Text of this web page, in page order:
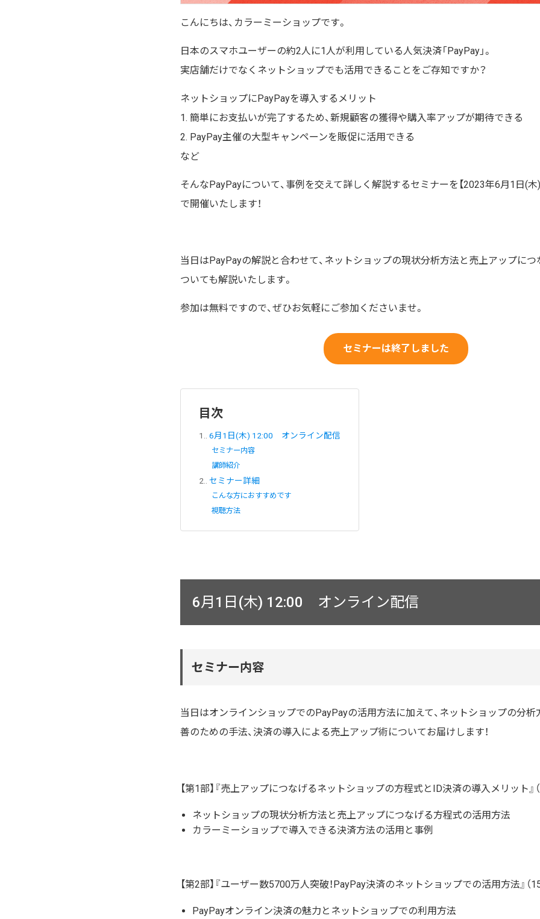
こんにちは、カラーミーショップです。
日本のスマホユーザーの約2人に1人が利用している人気決済「PayPay」。
実店舗だけでなくネットショップでも活用できることをご存知ですか？
ネットショップにPayPayを導入するメリット
1. 簡単にお支払いが完了するため、新規顧客の獲得や購入率アップが期待できる
2. PayPay主催の大型キャンペーンを販促に活用できる
など
そんなPayPayについて、事例を交えて詳しく解説するセミナーを【2023年6月1日(木
で開催いたします！
当日はPayPayの解説と合わせて、 ネットショップの現状分析方法と売上アップにつ
ついても解説いたします。
参加は無料ですので、ぜひお気軽にご参加くださいませ。
セミナーは終了しました
目次
1. 6月1日(木) 12:00 オンライン配信
セミナー内容
講師紹介
2. セミナー詳細
こんな方におすすめです
視聴方法
6月1日(木) 12:00 オンライン配信
セミナー内容
当日はオンラインショップでのPayPayの活用方法に加えて、ネットショップの分
善のための手法、決済の導入による売上アップ術についてお届けします！
【第1部】『売上アップにつなげるネットショップの方程式とID決済の導入メリット』（
ネットショップの現状分析方法と売上アップにつなげる方程式の活用方法
カラーミーショップで導入できる決済方法の活用と事例
【第2部】『ユーザー数5700万人突破！PayPay決済のネットショップでの活用方法』（15
PayPayオンライン決済の魅力とネットショップでの利用方法